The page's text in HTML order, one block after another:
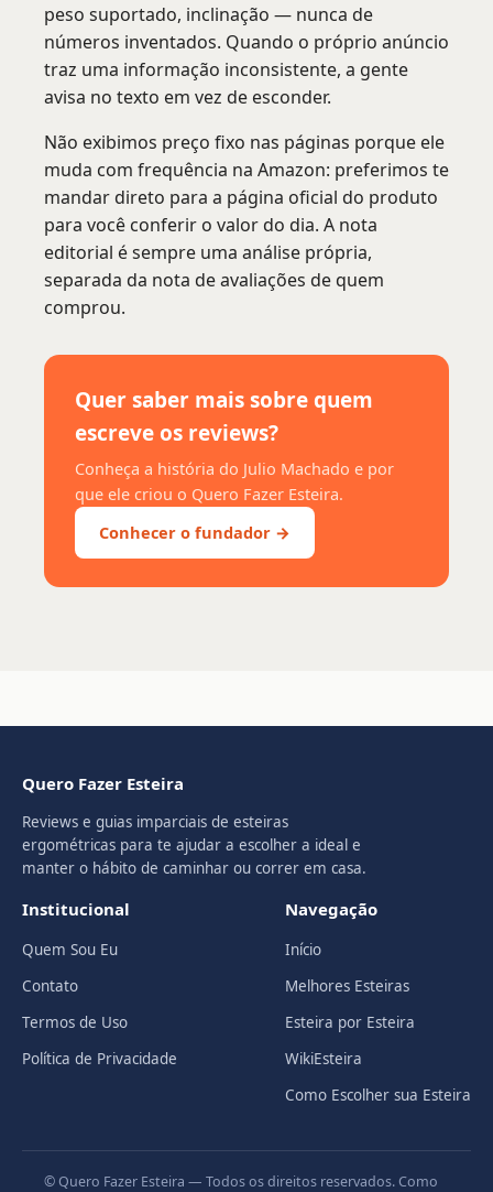
peso suportado, inclinação — nunca de
números inventados. Quando o próprio anúncio
traz uma informação inconsistente, a gente
avisa no texto em vez de esconder.
Não exibimos preço fixo nas páginas porque ele
muda com frequência na Amazon: preferimos te
mandar direto para a página oficial do produto
para você conferir o valor do dia. A nota
editorial é sempre uma análise própria,
separada da nota de avaliações de quem
comprou.
Quer saber mais sobre quem
escreve os reviews?
Conheça a história do Julio Machado e por
que ele criou o Quero Fazer Esteira.
Conhecer o fundador →
Quero Fazer Esteira
Reviews e guias imparciais de esteiras
ergométricas para te ajudar a escolher a ideal e
manter o hábito de caminhar ou correr em casa.
Institucional
Quem Sou Eu
Contato
Termos de Uso
Política de Privacidade
Navegação
Início
Melhores Esteiras
Esteira por Esteira
WikiEsteira
Como Escolher sua Esteira
© Quero Fazer Esteira — Todos os direitos reservados. Como